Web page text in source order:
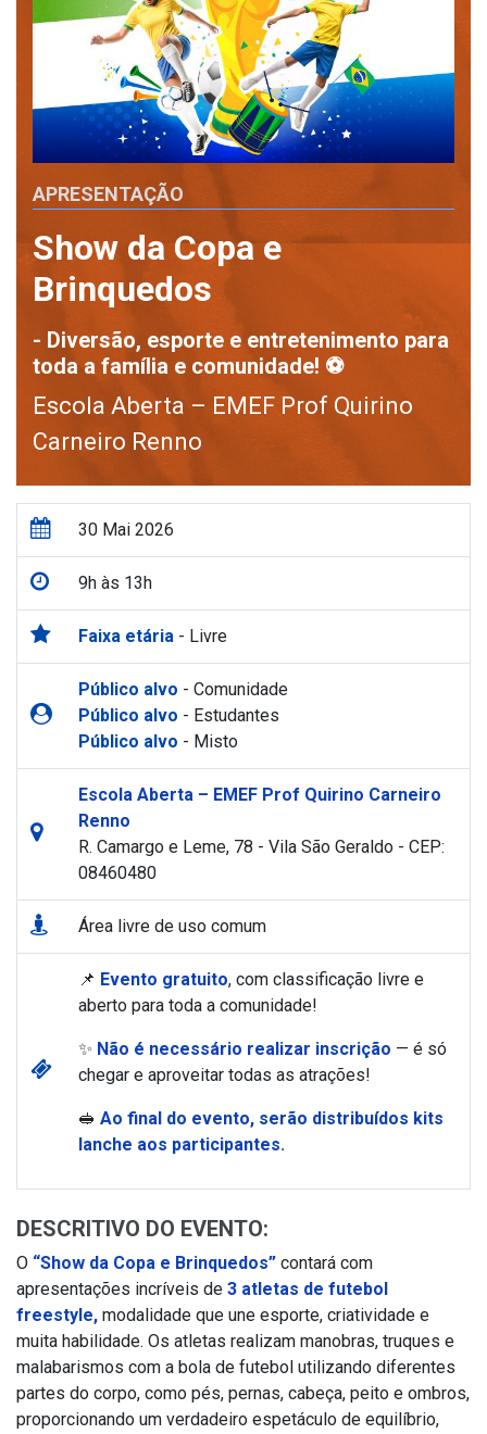
APRESENTAÇÃO
Show da Copa e
Brinquedos
- Diversão, esporte e entretenimento para
toda a família e comunidade! ⚽
Escola Aberta – EMEF Prof Quirino
Carneiro Renno
30 Mai 2026
9h às 13h
Faixa etária - Livre
Público alvo - Comunidade
Público alvo - Estudantes
Público alvo - Misto
Escola Aberta – EMEF Prof Quirino Carneiro
Renno
R. Camargo e Leme, 78 - Vila São Geraldo - CEP:
08460480
Área livre de uso comum
📌 Evento gratuito, com classificação livre e
aberto para toda a comunidade!
✨ Não é necessário realizar inscrição — é só
chegar e aproveitar todas as atrações!
🥪 Ao final do evento, serão distribuídos kits
lanche aos participantes.
DESCRITIVO DO EVENTO:
O “Show da Copa e Brinquedos” contará com
apresentações incríveis de 3 atletas de futebol
freestyle, modalidade que une esporte, criatividade e
muita habilidade. Os atletas realizam manobras, truques e
malabarismos com a bola de futebol utilizando diferentes
partes do corpo, como pés, pernas, cabeça, peito e ombros,
proporcionando um verdadeiro espetáculo de equilíbrio,